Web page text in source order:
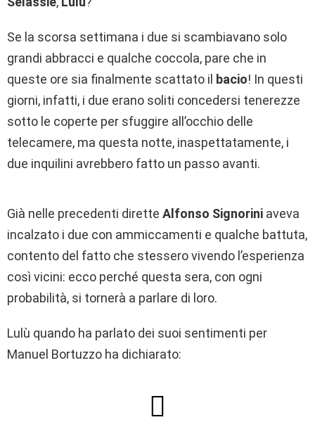
Se la scorsa settimana i due si scambiavano solo
grandi abbracci e qualche coccola, pare che in
queste ore sia finalmente scattato il bacio! In questi
giorni, infatti, i due erano soliti concedersi tenerezze
sotto le coperte per sfuggire all’occhio delle
telecamere, ma questa notte, inaspettatamente, i
due inquilini avrebbero fatto un passo avanti.
Già nelle precedenti dirette Alfonso Signorini aveva
incalzato i due con ammiccamenti e qualche battuta,
contento del fatto che stessero vivendo l’esperienza
così vicini: ecco perché questa sera, con ogni
probabilità, si tornerà a parlare di loro.
Lulù quando ha parlato dei suoi sentimenti per
Manuel Bortuzzo ha dichiarato: